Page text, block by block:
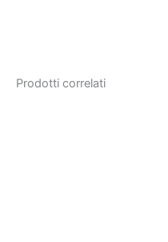
Prodotti correlati